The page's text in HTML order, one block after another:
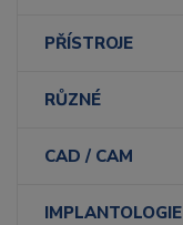
PŘÍSTROJE
RŮZNÉ
CAD / CAM
IMPLANTOLOGIE